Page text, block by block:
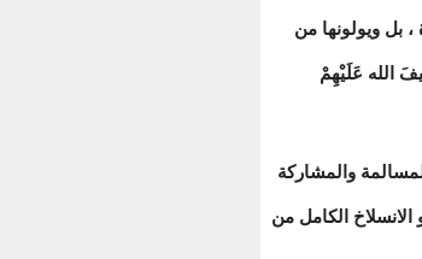
بل ويولونها من
الله عَلَيْهِمْ
والمشاركة
الكامل من